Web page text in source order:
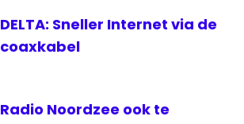
DELTA: Sneller Internet via de
coaxkabel
Radio Noordzee ook te